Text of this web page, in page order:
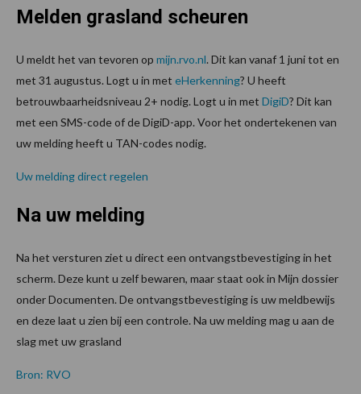
Melden grasland scheuren
U meldt het van tevoren op mijn.rvo.nl. Dit kan vanaf 1 juni tot en
met 31 augustus. Logt u in met eHerkenning? U heeft
betrouwbaarheidsniveau 2+ nodig. Logt u in met DigiD? Dit kan
met een SMS-code of de DigiD-app. Voor het ondertekenen van
uw melding heeft u TAN-codes nodig.
Uw melding direct regelen
Na uw melding
Na het versturen ziet u direct een ontvangstbevestiging in het
scherm. Deze kunt u zelf bewaren, maar staat ook in Mijn dossier
onder Documenten. De ontvangstbevestiging is uw meldbewijs
en deze laat u zien bij een controle. Na uw melding mag u aan de
slag met uw grasland
Bron: RVO